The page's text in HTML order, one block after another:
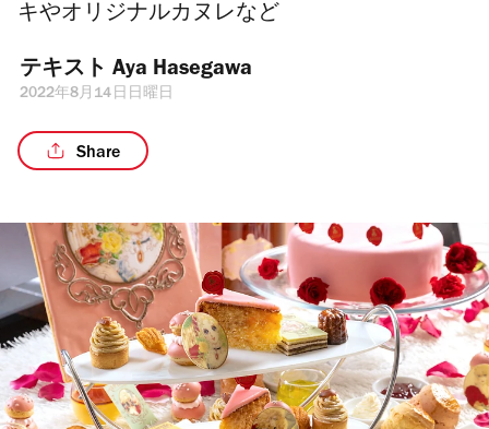
キやオリジナルカヌレなど
テキスト Aya Hasegawa
2022年8月14日日曜日
Share